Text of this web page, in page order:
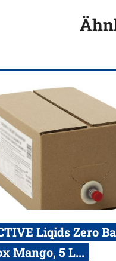
Liqids Zero
Mango, 5 L...